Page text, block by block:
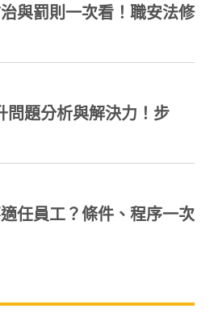
與罰則一次看！職安法修
題分析與解決力！步
任員工？條件、程序一次